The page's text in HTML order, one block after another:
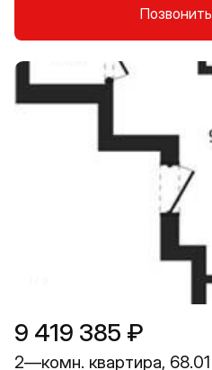
Позвонить
9 419 385 ₽
2—комн. квартира, 68.01